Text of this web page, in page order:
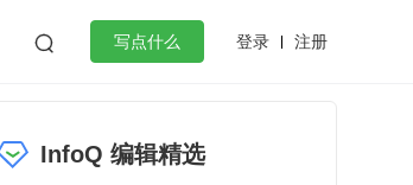
 写点什么 登录 注册
微服务架构 flutter
InfoQ 编辑精选